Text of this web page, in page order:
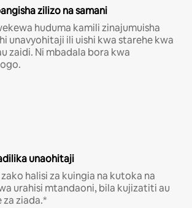
zilizo na samani
huduma kamili zinajumuisha
unavyohitaji ili uishi kwa starehe kwa
zaidi. Ni mbadala bora kwa
unaohitaji
halisi za kuingia na kutoka na
urahisi mtandaoni, bila kujizatiti au
ziada.*